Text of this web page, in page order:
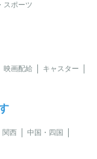
スポーツ
映画配給
キャスター
関西
中国・四国